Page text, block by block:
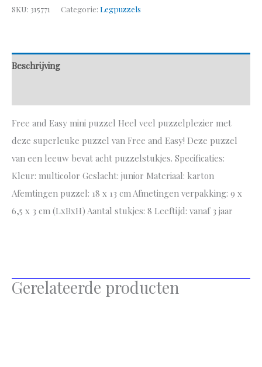
SKU: 315771 Categorie: Legpuzzels
Beschrijving
Free and Easy mini puzzel Heel veel puzzelplezier met
deze superleuke puzzel van Free and Easy! Deze puzzel
van een leeuw bevat acht puzzelstukjes. Specificaties:
Kleur: multicolor Geslacht: junior Materiaal: karton
Afemtingen puzzel: 18 x 13 cm Afmetingen verpakking: 9 x
6,5 x 3 cm (LxBxH) Aantal stukjes: 8 Leeftijd: vanaf 3 jaar
Gerelateerde producten